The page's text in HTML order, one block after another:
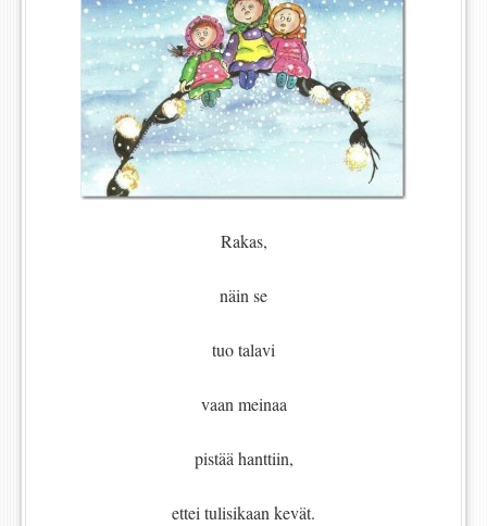
Rakas,
näin se
tuo talavi
vaan meinaa
pistää hanttiin,
ettei tulisikaan kevät.